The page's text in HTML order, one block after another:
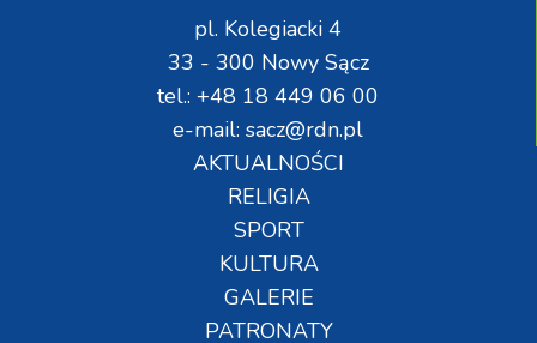
pl. Kolegiacki 4
33 - 300 Nowy Sącz
tel.: +48 18 449 06 00
e-mail: sacz@rdn.pl
AKTUALNOŚCI
RELIGIA
SPORT
KULTURA
GALERIE
PATRONATY